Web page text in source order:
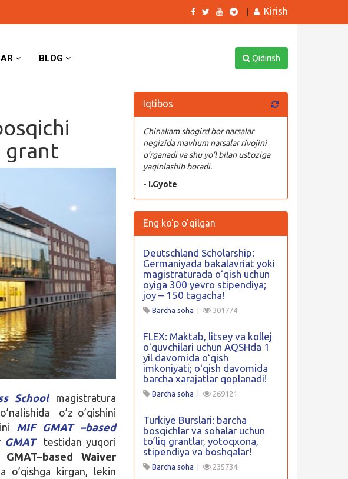
Kirish
BLOG Qidirish
grant
Schoolmagistratura
o’z o’qishini
MIF GMAT –based
GMATtestidan yuqori
GMAT–based Waiver
o’qishga kirgan, lekin
Iqtibos
Chinakam shogird bor narsalar
negizida mavhum narsalar rivojini
o’rganadi va shu yo’l bilan ustoziga
yaqinlashib boradi.
- I.Gyote
Eng ko'p o'qilgan
Deutschland Scholarship:
Germaniyada bakalavriat yoki
magistraturada oʻqish uchun
oyiga 300 yevro stipendiya;
joy – 150 tagacha!
Barcha soha 301774
FLEX: Maktab, litsey va kollej
oʻquvchilari uchun AQSHda 1
yil davomida oʻqish
imkoniyati; oʻqish davomida
barcha xarajatlar qoplanadi!
Barcha soha 269121
Turkiye Burslari: barcha
bosqichlar va sohalar uchun
to’liq grantlar, yotoqxona,
stipendiya va boshqalar!
Barcha soha 235734